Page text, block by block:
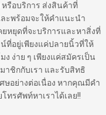
หรือบริการ ส่งสินค้าที่
ะพร้อมจะให้คำแนะนำ
ยหยุดที่จะบริการและหาสิ่งที่
ที่อยู่เพียงแค่ปลายนิ้วที่ให้
ง่าย ๆ เพียงแค่สมัครเป็น
าชิกกับเรา และรับสิทธิ
ษอย่างต่อเนื่อง หากคุณมีคำ
ทรศัพท์หาเราได้เลย!!